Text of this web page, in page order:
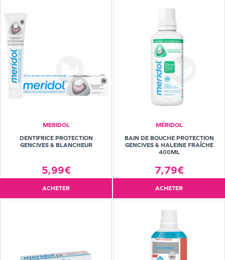
MERIDOL
DENTIFRICE PROTECTION
GENCIVES & BLANCHEUR
5,99€
ACHETER
MÉRIDOL
BAIN DE BOUCHE PROTECTION
GENCIVES & HALEINE FRAÎCHE
400ML
7,79€
ACHETER